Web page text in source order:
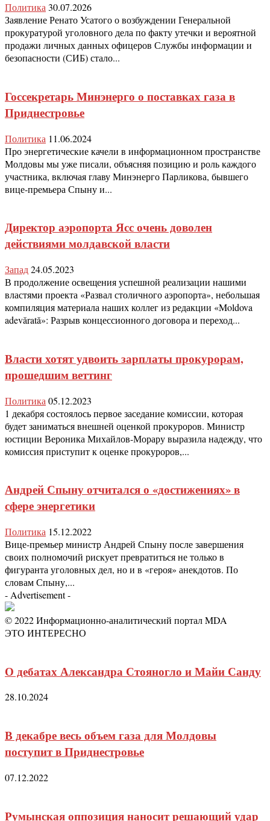
Политика30.07.2026
Заявление Ренато Усатого о возбуждении Генеральной
прокуратурой уголовного дела по факту утечки и вероятной
продажи личных данных офицеров Службы информации и
безопасности (СИБ) стало...
Госсекретарь Минэнерго о поставках газа в
Приднестровье
Политика 11.06.2024
Про энергетические качели в информационном пространстве
Молдовы мы уже писали, объясняя позицию и роль каждого
участника, включая главу Минэнерго Парликова, бывшего
вице-премьера Спыну и...
Директор аэропорта Ясс очень доволен
действиями молдавской власти
Запад24.05.2023
В продолжение освещения успешной реализации нашими
властями проекта «Развал столичного аэропорта», небольшая
компиляция материала наших коллег из редакции «Moldova
adevărată»: Разрыв концессионного договора и переход...
Власти хотят удвоить зарплаты прокурорам,
прошедшим веттинг
Политика 05.12.2023
1 декабря состоялось первое заседание комиссии, которая
будет заниматься внешней оценкой прокуроров. Министр
юстиции Вероника Михайлов-Морару выразила надежду, что
комиссия приступит к оценке прокуроров,...
Андрей Спыну отчитался о «достижениях» в
сфере энергетики
Политика 15.12.2022
Вице-премьер министр Андрей Спыну после завершения
своих полномочий рискует превратиться не только в
фигуранта уголовных дел, но и в «героя» анекдотов. По
словам Спыну,...
- Advertisement -
© 2022 Информационно-аналитический портал MDA
ЭТО ИНТЕРЕСНО
О дебатах Александра Стояногло и Майи Санду
28.10.2024
В декабре весь объем газа для Молдовы
поступит в Приднестровье
07.12.2022
Румынская оппозиция наносит решающий удар